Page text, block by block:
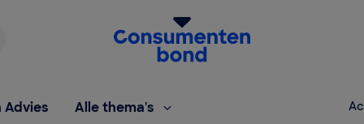
Homepage van de Consumentenbond
Advies Alle thema's